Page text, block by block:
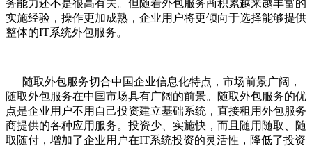
务能力还不是很高有关。但随着外包服务商积累越来越丰富的
实施经验，操作更加成熟，企业用户将更倾向于选择能够提供
整体的IT系统外包服务。
随取外包服务切合中国企业信息化特点，市场前景广阔，
随取外包服务在中国市场具有广阔的前景。随取外包服务的优
点是企业用户不用自己投资建立基础系统，直接租用外包服务
商提供的各种应用服务。投资少、实施快，而且随用随取、随
取随付，增加了企业用户在IT系统投资的灵活性，降低了投资